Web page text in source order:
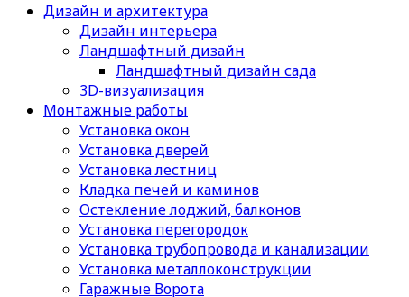
Дизайн и архитектура
Дизайн интерьера
Ландшафтный дизайн
Ландшафтный дизайн сада
3D-визуализация
Монтажные работы
Установка окон
Установка дверей
Установка лестниц
Кладка печей и каминов
Остекление лоджий, балконов
Установка перегородок
Установка трубопровода и канализации
Установка металлоконструкции
Гаражные Ворота